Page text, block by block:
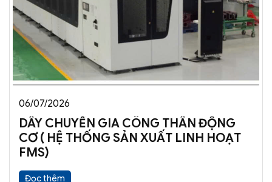
06/07/2026
DÂY CHUYỀN GIA CÔNG THÂN ĐỘNG
CƠ ( HỆ THỐNG SẢN XUẤT LINH HOẠT
FMS)
Đọc thêm